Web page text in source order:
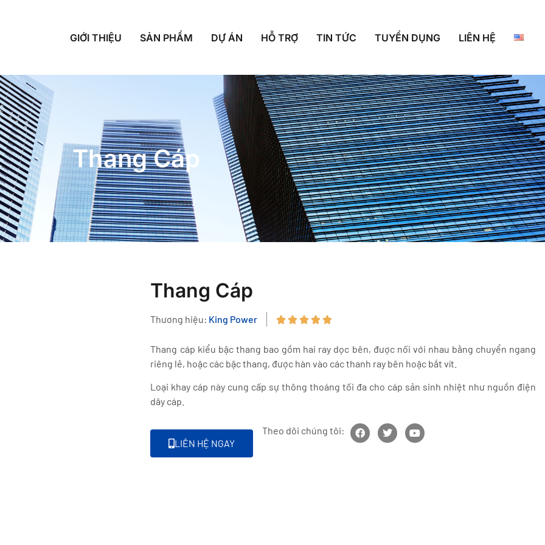
GIỚI THIỆU SẢN PHẨM DỰ ÁN HỖ TRỢ TIN TỨC TUYỂN DỤNG LIÊN HỆ
Thang Cáp
Thang Cáp
Thương hiệu: King Power     
Thang cáp kiểu bậc thang bao gồm hai ray dọc bên, được nối với nhau bằng chuyển ngang
riêng lẻ, hoặc các bậc thang, được hàn vào các thanh ray bên hoặc bắt vít.
Loại khay cáp này cung cấp sự thông thoáng tối đa cho cáp sản sinh nhiệt như nguồn điện
dây cáp.
LIÊN HỆ NGAY
Theo dõi chúng tôi: